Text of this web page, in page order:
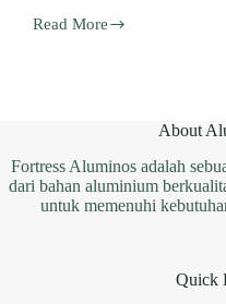
Read More
Fortress
Blitar
About
Fortress Aluminos adalah
dari bahan aluminium
untuk memenuhi
Quick